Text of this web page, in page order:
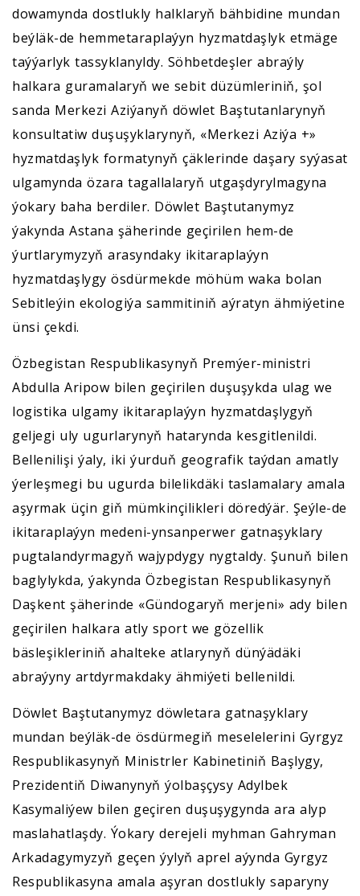
dowamynda dostlukly halklaryň bähbidine mundan
beýläk-de hemmetaraplaýyn hyzmatdaşlyk etmäge
taýýarlyk tassyklanyldy. Söhbetdeşler abraýly
halkara guramalaryň we sebit düzümleriniň, şol
sanda Merkezi Aziýanyň döwlet Baştutanlarynyň
konsultatiw duşuşyklarynyň, «Merkezi Aziýa +»
hyzmatdaşlyk formatynyň çäklerinde daşary syýasat
ulgamynda özara tagallalaryň utgaşdyrylmagyna
ýokary baha berdiler. Döwlet Baştutanymyz
ýakynda Astana şäherinde geçirilen hem-de
ýurtlarymyzyň arasyndaky ikitaraplaýyn
hyzmatdaşlygy ösdürmekde möhüm waka bolan
Sebitleýin ekologiýa sammitiniň aýratyn ähmiýetine
ünsi çekdi.
Özbegistan Respublikasynyň Premýer-ministri
Abdulla Aripow bilen geçirilen duşuşykda ulag we
logistika ulgamy ikitaraplaýyn hyzmatdaşlygyň
geljegi uly ugurlarynyň hatarynda kesgitlenildi.
Bellenilişi ýaly, iki ýurduň geografik taýdan amatly
ýerleşmegi bu ugurda bilelikdäki taslamalary amala
aşyrmak üçin giň mümkinçilikleri döredýär. Şeýle-de
ikitaraplaýyn medeni-ynsanperwer gatnaşyklary
pugtalandyrmagyň wajypdygy nygtaldy. Şunuň bilen
baglylykda, ýakynda Özbegistan Respublikasynyň
Daşkent şäherinde «Gündogaryň merjeni» ady bilen
geçirilen halkara atly sport we gözellik
bäsleşikleriniň ahalteke atlarynyň dünýädäki
abraýyny artdyrmakdaky ähmiýeti bellenildi.
Döwlet Baştutanymyz döwletara gatnaşyklary
mundan beýläk-de ösdürmegiň meselelerini Gyrgyz
Respublikasynyň Ministrler Kabinetiniň Başlygy,
Prezidentiň Diwanynyň ýolbaşçysy Adylbek
Kasymaliýew bilen geçiren duşuşygynda ara alyp
maslahatlaşdy. Ýokary derejeli myhman Gahryman
Arkadagymyzyň geçen ýylyň aprel aýynda Gyrgyz
Respublikasyna amala aşyran dostlukly saparyny